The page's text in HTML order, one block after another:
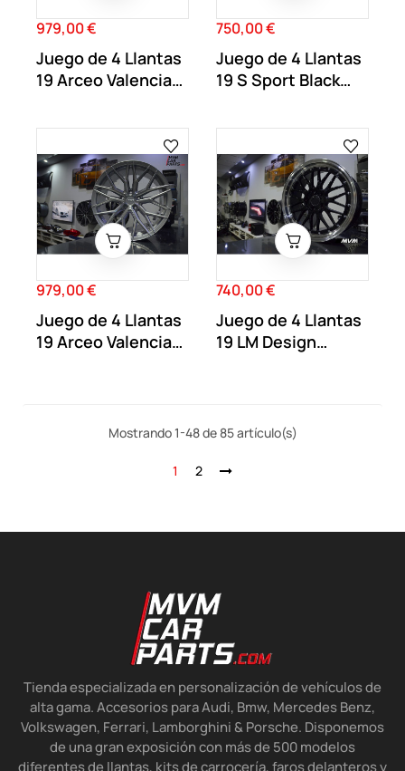
Precio
979,00 €
Juego de 4 Llantas
19 Arceo Valencia
Precio
750,00 €
Juego de 4 Llantas
19 S Sport Black
Precio
979,00 €
Juego de 4 Llantas
19 Arceo Valencia
Precio
740,00 €
Juego de 4 Llantas
19 LM Design
Mostrando 1-48 de 85 artículo(s)
1 2
Tienda especializada en personalización de vehículos de
alta gama. Accesorios para Audi, Bmw, Mercedes Benz,
Volkswagen, Ferrari, Lamborghini & Porsche. Disponemos
de una gran exposición con más de 500 modelos
diferentes de llantas, kits de carrocería, faros delanteros y